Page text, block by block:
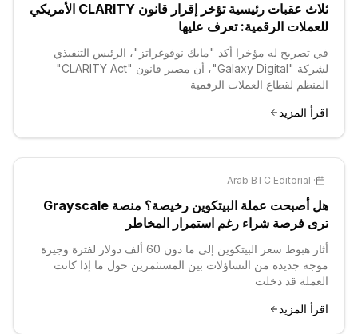
ثلاث عقبات رئيسية تؤخر إقرار قانون CLARITY الأمريكي
للعملات الرقمية: تعرف عليها
في تصريح له مؤخرا أكد "مايك نوفوغراتز"، الرئيس التنفيذي
لشركة "Galaxy Digital"، أن مصير قانون "CLARITY Act"
المنظم لقطاع العملات الرقمية
اقرأ المزيد
·
Arab BTC Editorial
هل أصبحت عملة البيتكوين رخيصة؟ منصة Grayscale
ترى فرصة شراء رغم استمرار المخاطر
أثار هبوط سعر البيتكوين إلى ما دون 60 ألف دولار لفترة وجيزة
موجة جديدة من التساؤلات بين المستثمرين حول ما إذا كانت
العملة قد دخلت
اقرأ المزيد